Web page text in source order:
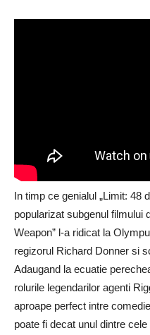
In timp ce genialul „Limit: 48
popularizat subgenul filmului
Weapon” l-a ridicat la
regizorul Richard Donner si
Adaugand la ecuatie
rolurile legendarilor agenti
aproape perfect intre
poate fi decat unul dintre